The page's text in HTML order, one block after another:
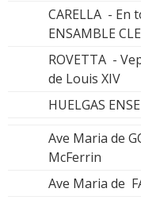
CARELLA -
ENSAMBLE
ROVETTA -
de Louis XIV
HUELGAS
Ave Maria de
McFerrin
Ave Maria de